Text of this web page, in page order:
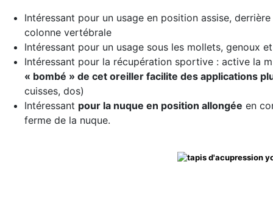
Intéressant pour un usage en position assise,
colonne vertébrale
Intéressant pour un usage sous les mollets, genoux
Intéressant pour la récupération sportive : active la
« bombé » de cet oreiller facilite des applications
cuisses, dos)
Intéressant pour la nuque en position allongée en
ferme de la nuque.